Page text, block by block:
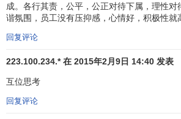
成。各行其责，公平，公正对待下属，理性对
谐氛围，员工没有压抑感，心情好，积极性就
回复评论
223.100.234.* 在 2015年2月9日 14:40 发表
互位思考
回复评论